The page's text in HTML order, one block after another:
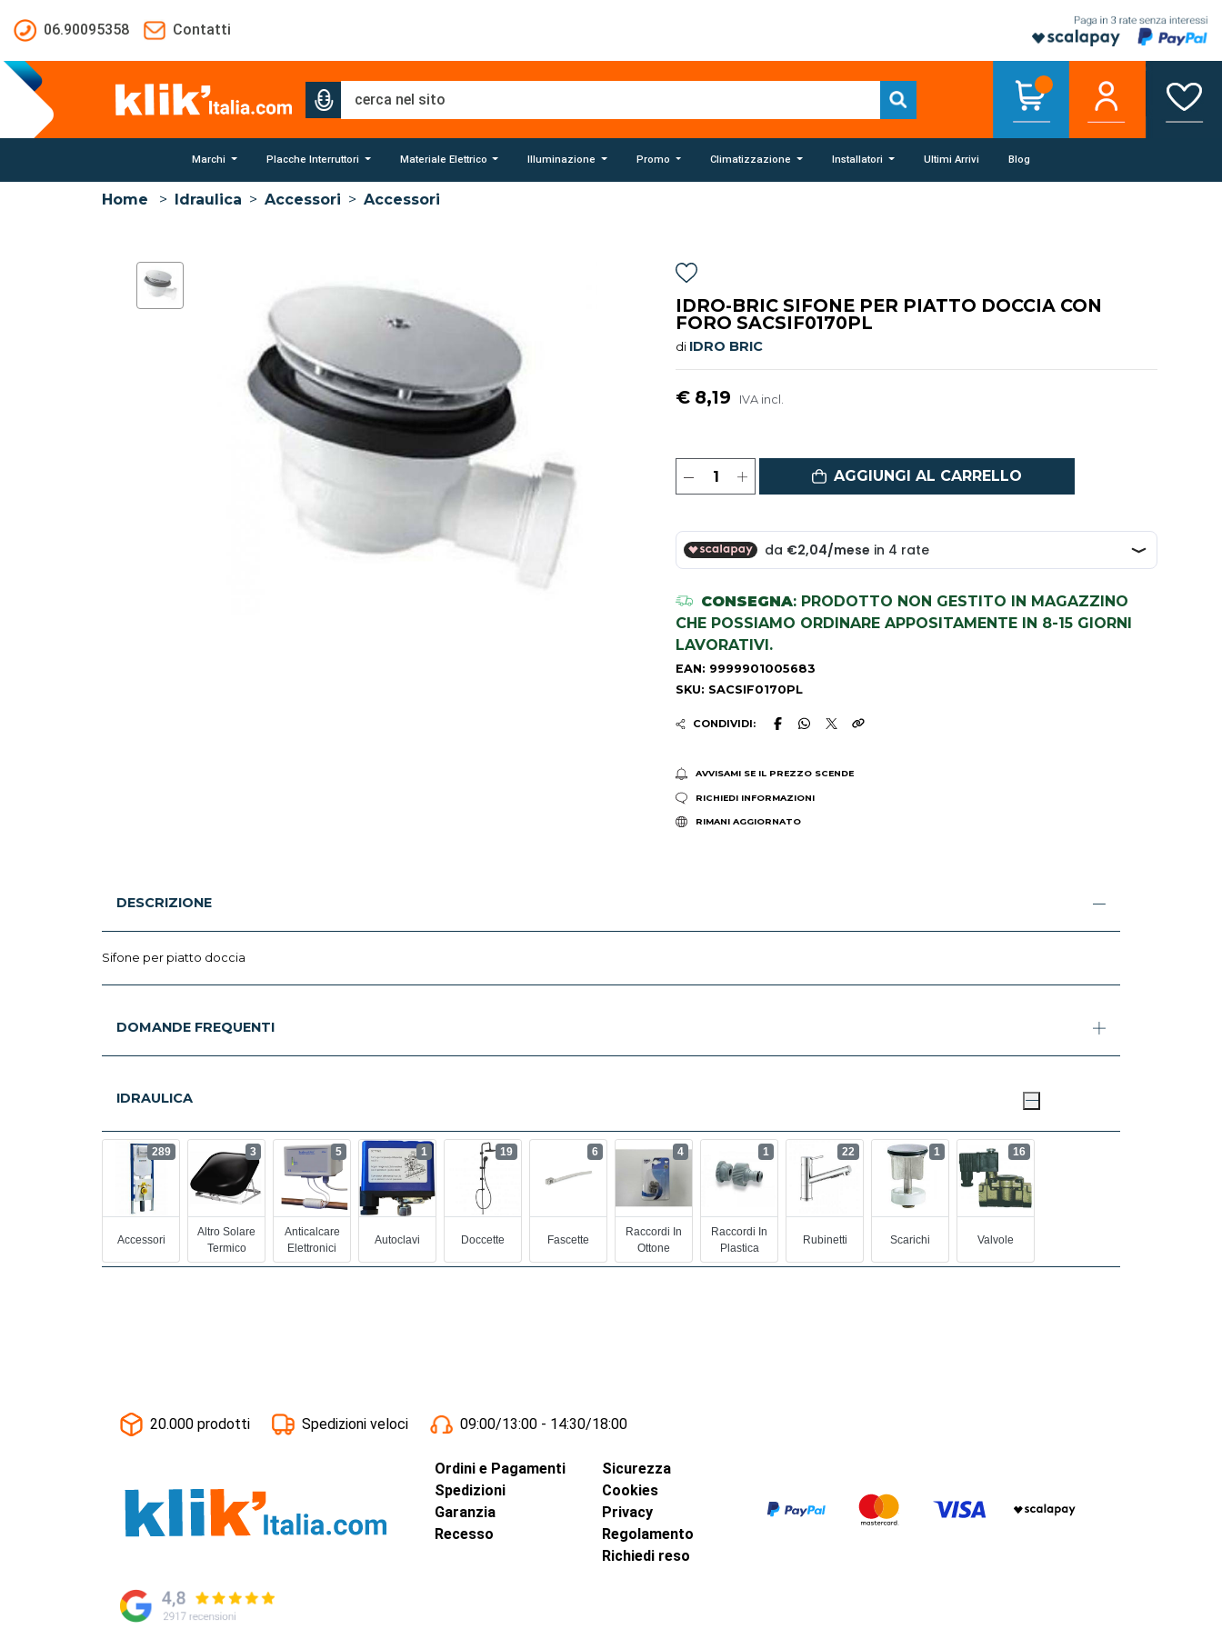
06.90095358
Contatti
Marchi Placche Interruttori Materiale Elettrico Illuminazione Promo Climatizzazione Installatori Ultimi Arrivi Blog
Home > Idraulica > Accessori > Accessori
IDRO-BRIC SIFONE PER PIATTO DOCCIA CON
FORO SACSIF0170PL
di IDRO BRIC
€ 8,19 IVA incl.
AGGIUNGI AL CARRELLO
CONSEGNA: PRODOTTO NON GESTITO IN MAGAZZINO
CHE POSSIAMO ORDINARE APPOSITAMENTE IN 8-15 GIORNI
LAVORATIVI.
EAN: 9999901005683
SKU: SACSIF0170PL
CONDIVIDI:
AVVISAMI SE IL PREZZO SCENDE
RICHIEDI INFORMAZIONI
RIMANI AGGIORNATO
DESCRIZIONE
Sifone per piatto doccia
DOMANDE FREQUENTI
IDRAULICA
Accessori
289
Altro Solare
Termico
3
Anticalcare
Elettronici
5
Autoclavi
1
Doccette
19
Fascette
6
Raccordi In
Ottone
4
Raccordi In
Plastica
1
Rubinetti
22
Scarichi
1
Valvole
16
20.000 prodotti Spedizioni veloci 09:00/13:00 - 14:30/18:00
Ordini e Pagamenti
Spedizioni
Garanzia
Recesso
Sicurezza
Cookies
Privacy
Regolamento
Richiedi reso